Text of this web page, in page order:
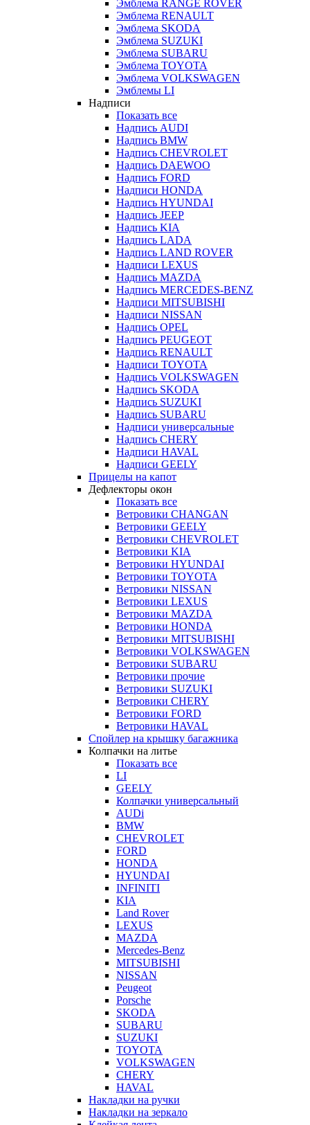
Эмблема RANGE ROVER
Эмблема RENAULT
Эмблема SKODA
Эмблема SUZUKI
Эмблема SUBARU
Эмблема TOYOTA
Эмблема VOLKSWAGEN
Эмблемы LI
Надписи
Показать все
Надпись AUDI
Надпись BMW
Надпись CHEVROLET
Надпись DAEWOO
Надпись FORD
Надписи HONDA
Надпись HYUNDAI
Надпись JEEP
Надпись KIA
Надпись LADA
Надпись LAND ROVER
Надписи LEXUS
Надпись MAZDA
Надпись MERCEDES-BENZ
Надписи MITSUBISHI
Надписи NISSAN
Надпись OPEL
Надпись PEUGEOT
Надпись RENAULT
Надписи TOYOTA
Надпись VOLKSWAGEN
Надпись SKODA
Надпись SUZUKI
Надпись SUBARU
Надписи универсальные
Надпись CHERY
Надписи HAVAL
Надписи GEELY
Прицелы на капот
Дефлекторы окон
Показать все
Ветровики CHANGAN
Ветровики GEELY
Ветровики CHEVROLET
Ветровики KIA
Ветровики HYUNDAI
Ветровики TOYOTA
Ветровики NISSAN
Ветровики LEXUS
Ветровики MAZDA
Ветровики HONDA
Ветровики MITSUBISHI
Ветровики VOLKSWAGEN
Ветровики SUBARU
Ветровики прочие
Ветровики SUZUKI
Ветровики CHERY
Ветровики FORD
Ветровики HAVAL
Спойлер на крышку багажника
Колпачки на литье
Показать все
LI
GEELY
Колпачки универсальный
AUDi
BMW
CHEVROLET
FORD
HONDA
HYUNDAI
INFINITI
KIA
Land Rover
LEXUS
MAZDA
Mercedes-Benz
MITSUBISHI
NISSAN
Peugeot
Porsche
SKODA
SUBARU
SUZUKI
TOYOTA
VOLKSWAGEN
CHERY
HAVAL
Накладки на ручки
Накладки на зеркало